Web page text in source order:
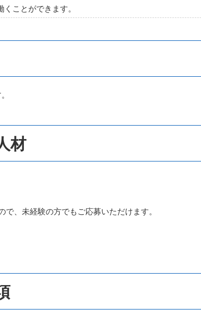
ことができます。
材
、未経験の方でもご応募いただけます。